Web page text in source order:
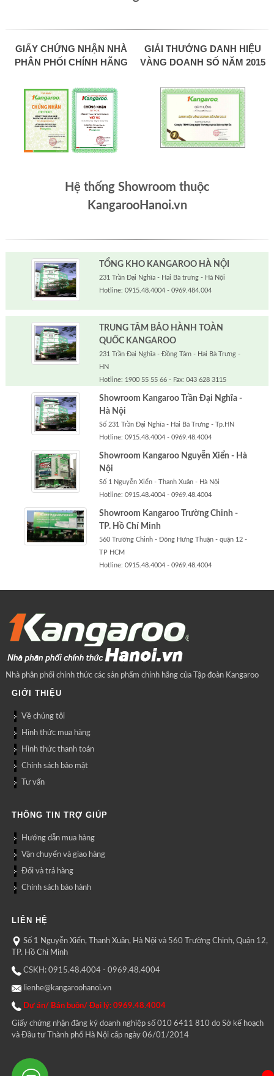
GIẤY CHỨNG NHẬN NHÀ
PHÂN PHỐI CHÍNH HÃNG
GIẢI THƯỞNG DANH HIỆU
VÀNG DOANH SỐ NĂM 2015
Hệ thống Showroom thuộc
KangarooHanoi.vn
TỔNG KHO KANGAROO HÀ NỘI
231 Trần Đại Nghĩa - Hai Bà trưng - Hà Nội
Hotline: 0915.48.4004 - 0969.484.004
TRUNG TÂM BẢO HÀNH TOÀN
QUỐC KANGAROO
231 Trần Đại Nghĩa - Đồng Tâm - Hai Bà Trưng -
HN
Hotline: 1900 55 55 66 - Fax: 043 628 3115
Showroom Kangaroo Trần Đại Nghĩa -
Hà Nội
Số 231 Trần Đại Nghĩa - Hai Bà Trưng - Tp.HN
Hotline: 0915.48.4004 - 0969.48.4004
Showroom Kangaroo Nguyễn Xiển - Hà
Nội
Số 1 Nguyễn Xiển - Thanh Xuân - Hà Nội
Hotline: 0915.48.4004 - 0969.48.4004
Showroom Kangaroo Trường Chinh -
TP. Hồ Chí Minh
560 Trường Chinh - Đông Hưng Thuận - quận 12 -
TP HCM
Hotline: 0915.48.4004 - 0969.48.4004
Nhà phân phối chính thức các sản phẩm chính hãng của Tập đoàn Kangaroo
GIỚI THIỆU
Về chúng tôi
Hình thức mua hàng
Hình thức thanh toán
Chính sách bảo mật
Tư vấn
THÔNG TIN TRỢ GIÚP
Hướng dẫn mua hàng
Vận chuyển và giao hàng
Đổi và trả hàng
Chính sách bảo hành
LIÊN HỆ
Số 1 Nguyễn Xiển, Thanh Xuân, Hà Nội và 560 Trường Chinh, Quận 12,
TP. Hồ Chí Minh
CSKH: 0915.48.4004 - 0969.48.4004
lienhe@kangaroohanoi.vn
Dự án/ Bán buôn/ Đại lý: 0969.48.4004
Giấy chứng nhận đăng ký doanh nghiệp số 010 6411 810 do Sở kế hoạch
và Đầu tư Thành phố Hà Nội cấp ngày 06/01/2014